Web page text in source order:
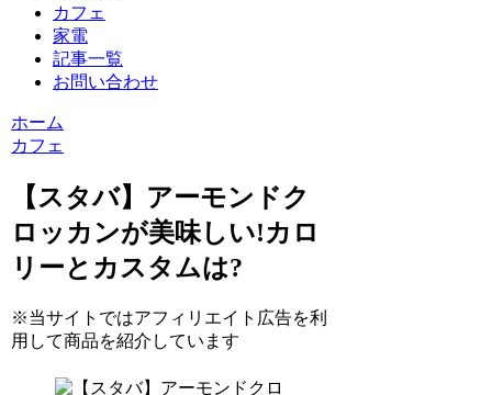
カフェ
家電
記事一覧
お問い合わせ
ホーム
カフェ
【スタバ】アーモンドク
ロッカンが美味しい!カロ
リーとカスタムは?
※当サイトではアフィリエイト広告を利
用して商品を紹介しています